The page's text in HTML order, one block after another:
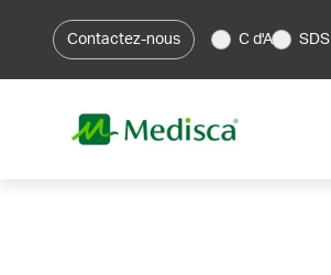
Contactez-nous C d'A SDS